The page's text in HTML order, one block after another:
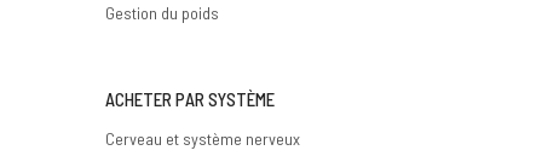
Gestion du poids
ACHETER PAR SYSTÈME
Cerveau et système nerveux